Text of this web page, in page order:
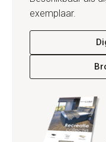
exemplaar.